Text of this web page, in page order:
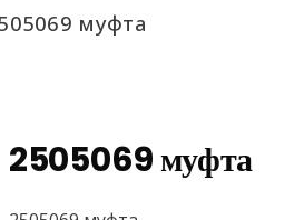
муфта
2505069 муфта